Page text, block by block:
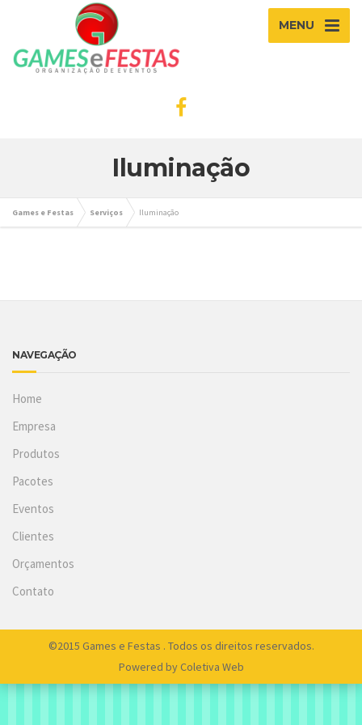
MENU
Iluminação
Games e Festas Serviços Iluminação
NAVEGAÇÃO
Home
Empresa
Produtos
Pacotes
Eventos
Clientes
Orçamentos
Contato
©2015 Games e Festas . Todos os direitos reservados.
Powered byColetiva Web